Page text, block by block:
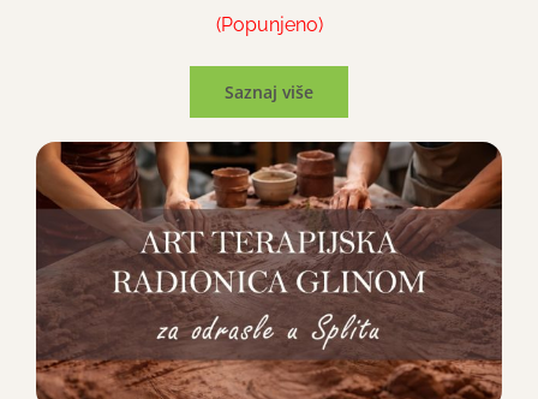
(Popunjeno)
Saznaj više